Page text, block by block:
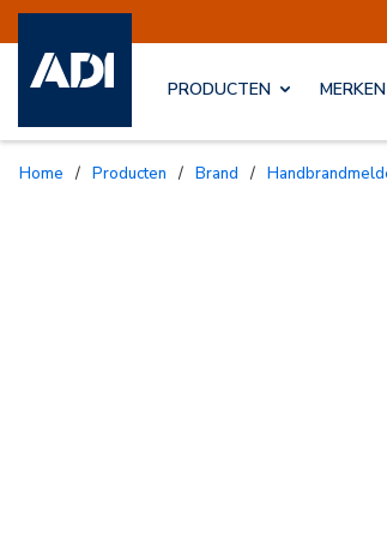
PRODUCTEN MERKEN
Home / Producten / Brand /